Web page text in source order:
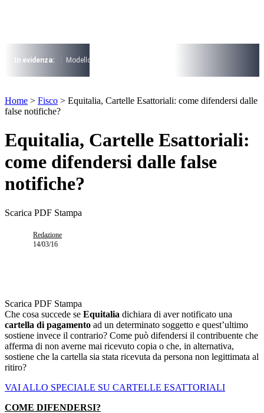
I più cercati
Lorem ipsum dolor sit amet consectetur
Lorem ipsum dolor sit amet consectetur
In evidenza: Modello 730
Lorem ipsum dolor sit amet consectetur
Home > Fisco > Equitalia, Cartelle Esattoriali: come difendersi dalle
false notifiche?
Equitalia, Cartelle Esattoriali:
come difendersi dalle false
notifiche?
Scarica PDF Stampa
Redazione
14/03/16
Scarica PDF Stampa
Che cosa succede se Equitalia dichiara di aver notificato una
cartella di pagamento ad un determinato soggetto e quest’ultimo
sostiene invece il contrario? Come può difendersi il contribuente che
afferma di non averne mai ricevuto copia o che, in alternativa,
sostiene che la cartella sia stata ricevuta da persona non legittimata al
ritiro?
VAI ALLO SPECIALE SU CARTELLE ESATTORIALI
COME DIFENDERSI?